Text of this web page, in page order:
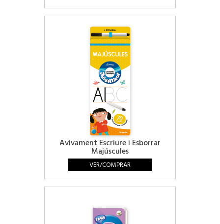
Avivament Escriure i Esborrar
Majúscules
VER/COMPRAR